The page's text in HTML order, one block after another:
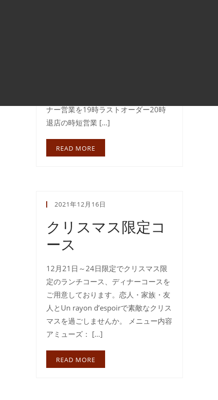
ナー営業を19時ラストオーダー20時
退店の時短営業 […]
READ MORE
2021年12月16日
クリスマス限定コ
ース
12月21日～24日限定でクリスマス限
定のランチコース、ディナーコースを
ご用意しております。恋人・家族・友
人とUn rayon d’espoirで素敵なクリス
マスを過ごしませんか。 メニュー内容
アミューズ： […]
READ MORE